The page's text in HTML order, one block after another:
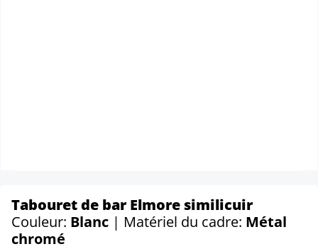
Tabouret de bar Elmore similicuir
Couleur: Blanc | Matériel du cadre: Métal
chromé